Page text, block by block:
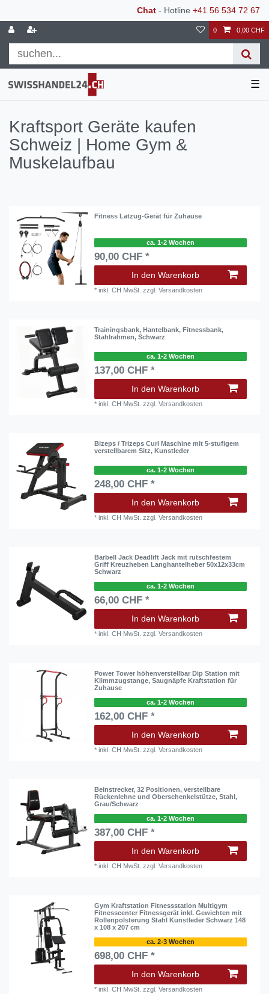
Chat - Hotline +41 56 534 72 67
0 0,00 CHF
☰
Kraftsport Geräte kaufen
Schweiz | Home Gym &
Muskelaufbau
Fitness Latzug-Gerät für Zuhause
ca. 1-2 Wochen
90,00 CHF *
In den Warenkorb
*inkl. CH MwSt. zzgl.Versandkosten
Trainingsbank, Hantelbank, Fitnessbank,
Stahlrahmen, Schwarz
ca. 1-2 Wochen
137,00 CHF *
In den Warenkorb
*inkl. CH MwSt. zzgl.Versandkosten
Bizeps / Trizeps Curl Maschine mit 5-stufigem
verstellbarem Sitz, Kunstleder
ca. 1-2 Wochen
248,00 CHF *
In den Warenkorb
*inkl. CH MwSt. zzgl.Versandkosten
Barbell Jack Deadlift Jack mit rutschfestem
Griff Kreuzheben Langhantelheber 50x12x33cm
Schwarz
ca. 1-2 Wochen
66,00 CHF *
In den Warenkorb
*inkl. CH MwSt. zzgl.Versandkosten
Power Tower höhenverstellbar Dip Station mit
Klimmzugstange, Saugnäpfe Kraftstation für
Zuhause
ca. 1-2 Wochen
162,00 CHF *
In den Warenkorb
*inkl. CH MwSt. zzgl.Versandkosten
Beinstrecker, 32 Positionen, verstellbare
Rückenlehne und Oberschenkelstütze, Stahl,
Grau/Schwarz
ca. 1-2 Wochen
387,00 CHF *
In den Warenkorb
*inkl. CH MwSt. zzgl.Versandkosten
Gym Kraftstation Fitnessstation Multigym
Fitnesscenter Fitnessgerät inkl. Gewichten mit
Rollenpolsterung Stahl Kunstleder Schwarz 148
x 108 x 207 cm
ca. 2-3 Wochen
698,00 CHF *
In den Warenkorb
*inkl. CH MwSt. zzgl.Versandkosten